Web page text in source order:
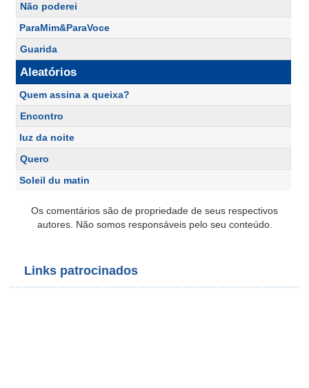
Não poderei
ParaMim&ParaVoce
Guarida
Aleatórios
Quem assina a queixa?
Encontro
luz da noite
Quero
Soleil du matin
Os comentários são de propriedade de seus respectivos
autores. Não somos responsáveis pelo seu conteúdo.
Links patrocinados